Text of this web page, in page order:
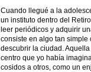
Cuando llegué a la
un instituto dentro del
leer periódicos y adquirir
consiste en algo tan simple
descubrir la ciudad.
centro que yo había
cosidos a otros, como un